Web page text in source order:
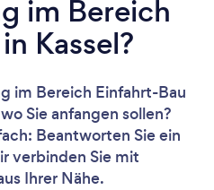
im Bereich
Kassel?
im Bereich Einfahrt-Bau
Sie anfangen sollen?
Beantworten Sie ein
verbinden Sie mit
Ihrer Nähe.